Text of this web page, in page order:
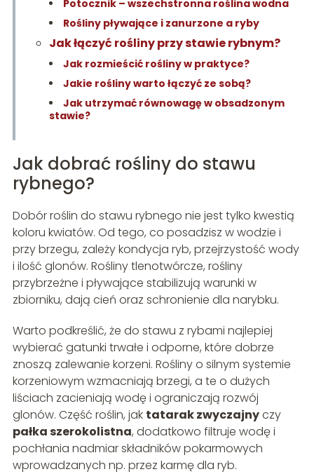
Potocznik – wszechstronna roślina wodna
Rośliny pływające i zanurzone a ryby
Jak łączyć rośliny przy stawie rybnym?
Jak rozmieścić rośliny w praktyce?
Jakie rośliny warto łączyć ze sobą?
Jak utrzymać równowagę w obsadzonym
stawie?
Jak dobrać rośliny do stawu
rybnego?
Dobór roślin do stawu rybnego nie jest tylko kwestią
koloru kwiatów. Od tego, co posadzisz w wodzie i
przy brzegu, zależy kondycja ryb, przejrzystość wody
i ilość glonów. Rośliny tlenotwórcze, rośliny
przybrzeżne i pływające stabilizują warunki w
zbiorniku, dają cień oraz schronienie dla narybku.
Warto podkreślić, że do stawu z rybami najlepiej
wybierać gatunki trwałe i odporne, które dobrze
znoszą zalewanie korzeni. Rośliny o silnym systemie
korzeniowym wzmacniają brzegi, a te o dużych
liściach zacieniają wodę i ograniczają rozwój
glonów. Część roślin, jak tatarak zwyczajnyczy
pałka szerokolistna, dodatkowo filtruje wodę i
pochłania nadmiar składników pokarmowych
wprowadzanych np. przez karmę dla ryb.